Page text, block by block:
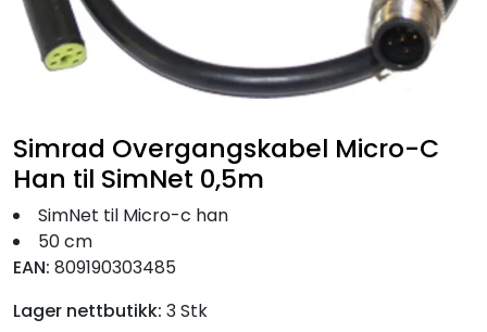
Simrad Overgangskabel Micro-C
Han til SimNet 0,5m
SimNet til Micro-c han
50 cm
EAN: 809190303485
Lager nettbutikk: 3 Stk
Fritid/Sikkerhet
Båtpleie/Opplag
Nyheter